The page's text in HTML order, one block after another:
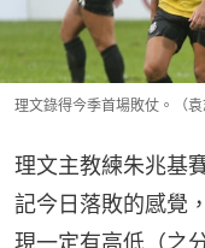
理文錄得今季首場敗仗。（袁
理文主教練朱兆基
記今日落敗的感覺
現一定有高低（之